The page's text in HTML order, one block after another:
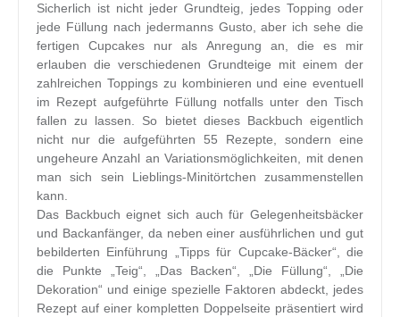
Sicherlich ist nicht jeder Grundteig, jedes Topping oder
jede Füllung nach jedermanns Gusto, aber ich sehe die
fertigen Cupcakes nur als Anregung an, die es mir
erlauben die verschiedenen Grundteige mit einem der
zahlreichen Toppings zu kombinieren und eine eventuell
im Rezept aufgeführte Füllung notfalls unter den Tisch
fallen zu lassen. So bietet dieses Backbuch eigentlich
nicht nur die aufgeführten 55 Rezepte, sondern eine
ungeheure Anzahl an Variationsmöglichkeiten, mit denen
man sich sein Lieblings-Minitörtchen zusammenstellen
kann.
Das Backbuch eignet sich auch für Gelegenheitsbäcker
und Backanfänger, da neben einer ausführlichen und gut
bebilderten Einführung „Tipps für Cupcake-Bäcker“, die
die Punkte „Teig“, „Das Backen“, „Die Füllung“, „Die
Dekoration“ und einige spezielle Faktoren abdeckt, jedes
Rezept auf einer kompletten Doppelseite präsentiert wird